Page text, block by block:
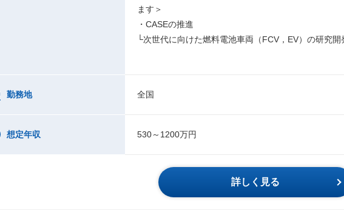
ます＞
・CASEの推進
└次世代に向けた燃料電池車両（FCV，EV）の研究開
勤務地 全国
想定年収 530～1200万円
詳しく見る